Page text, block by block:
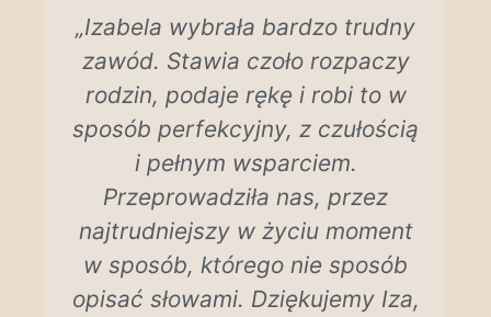
„Izabela wybrała bardzo trudny
zawód. Stawia czoło rozpaczy
rodzin, podaje rękę i robi to w
sposób perfekcyjny, z czułością
i pełnym wsparciem.
Przeprowadziła nas, przez
najtrudniejszy w życiu moment
w sposób, którego nie sposób
opisać słowami. Dziękujemy Iza,